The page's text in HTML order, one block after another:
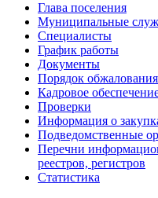
Глава поселения
Муниципальные
Специалисты
График работы
Документы
Порядок
Кадровое
Проверки
Информация о
Подведомственные
Перечни
реестров, регистров
Статистика